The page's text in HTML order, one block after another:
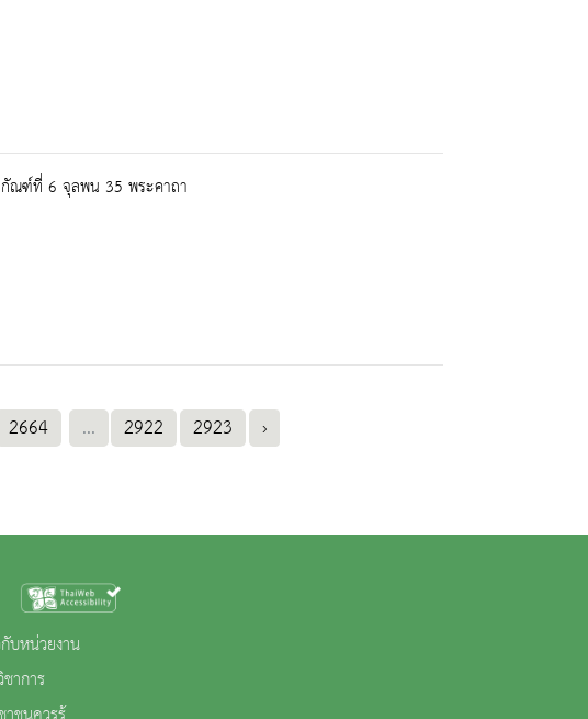
ณฑ์ที่ 6 จุลพน 35 พระคาถา
2664 ... 2922 2923 ›
บหน่วยงาน
าการ